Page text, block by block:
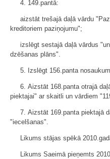
4. 149.pantā:
aizstāt trešajā daļā vārdu
kreditoriem paziņojumu";
izslēgt sestajā daļā vārdus
dzēšanas plāns".
5. Izslēgt 156.panta
6. Aizstāt 168.panta otrajā
piektajai" ar skaitli un vārdiem
7. Aizstāt 169.panta piektajā
"iecelšanas".
Likums stājas spēkā
Likums Saeimā pieņemts